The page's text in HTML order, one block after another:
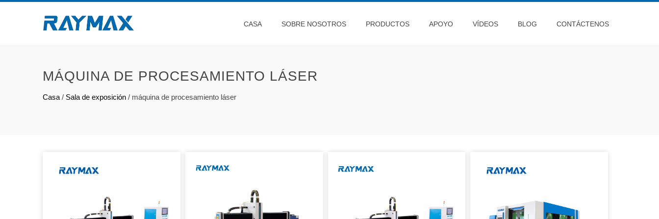
CASA SOBRE NOSOTROS PRODUCTOS APOYO VÍDEOS BLOG CONTÁCTENOS
MÁQUINA DE PROCESAMIENTO LÁSER
Casa / Sala de exposición / máquina de procesamiento láser